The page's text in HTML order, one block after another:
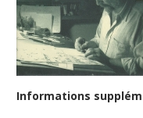
Informations